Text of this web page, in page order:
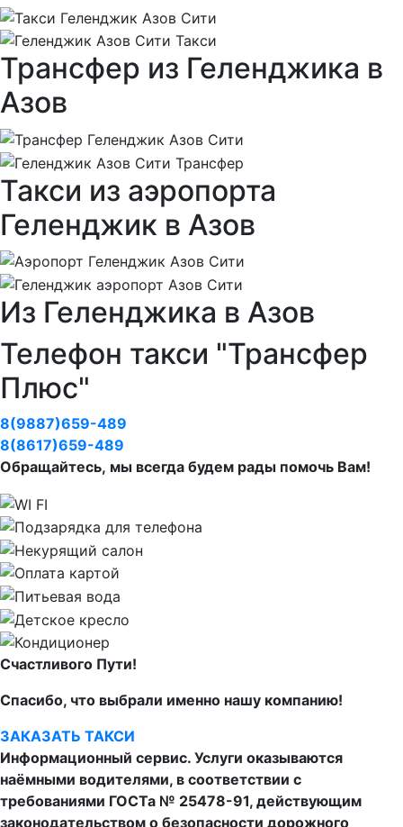
Трансфер из Геленджика в
Азов
Такси из аэропорта
Геленджик в Азов
Из Геленджика в Азов
Телефон такси "Трансфер
Плюс"
8(9887)659-489
8(8617)659-489
Обращайтесь, мы всегда будем рады помочь Вам!
Счастливого Пути!
Спасибо, что выбрали именно нашу компанию!
ЗАКАЗАТЬ ТАКСИ
Информационный сервис. Услуги оказываются
наёмными водителями, в соответствии с
требованиями ГОСТа № 25478-91, действующим
законодательством о безопасности дорожного